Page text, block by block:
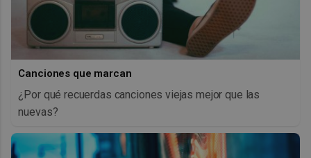
Canciones que marcan
¿Por qué recuerdas canciones viejas mejor que las
nuevas?